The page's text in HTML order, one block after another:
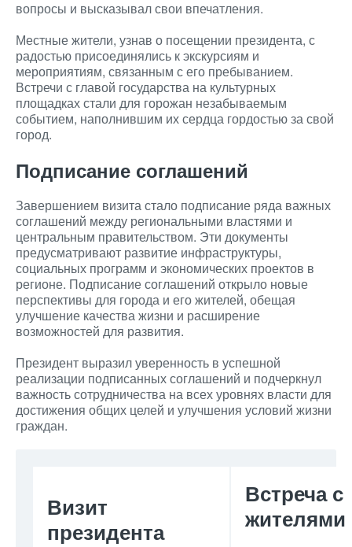
вопросы и высказывал свои впечатления.
Местные жители, узнав о посещении президента, с
радостью присоединялись к экскурсиям и
мероприятиям, связанным с его пребыванием.
Встречи с главой государства на культурных
площадках стали для горожан незабываемым
событием, наполнившим их сердца гордостью за свой
город.
Подписание соглашений
Завершением визита стало подписание ряда важных
соглашений между региональными властями и
центральным правительством. Эти документы
предусматривают развитие инфраструктуры,
социальных программ и экономических проектов в
регионе. Подписание соглашений открыло новые
перспективы для города и его жителей, обещая
улучшение качества жизни и расширение
возможностей для развития.
Президент выразил уверенность в успешной
реализации подписанных соглашений и подчеркнул
важность сотрудничества на всех уровнях власти для
достижения общих целей и улучшения условий жизни
граждан.
Визит
президента
Встреча с
жителями